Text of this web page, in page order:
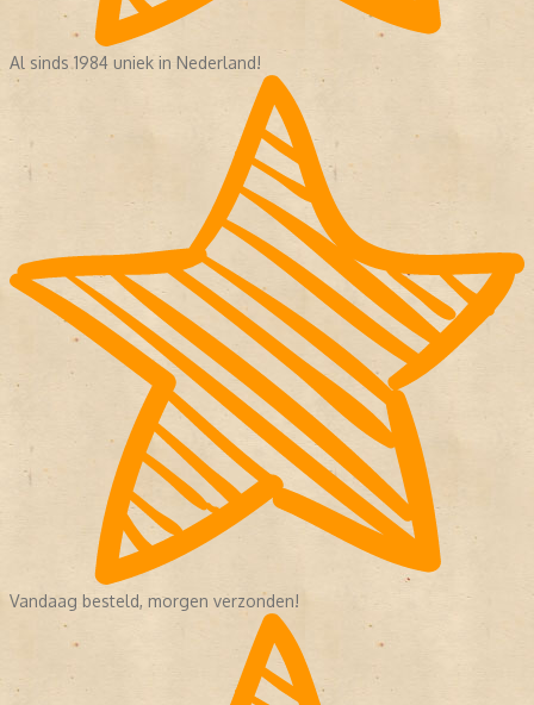
Al sinds 1984 uniek in Nederland!
Vandaag besteld, morgen verzonden!